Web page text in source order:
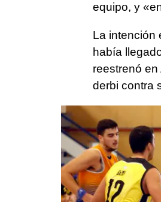
equipo, y
La intención
había
reestrenó
derbi contra